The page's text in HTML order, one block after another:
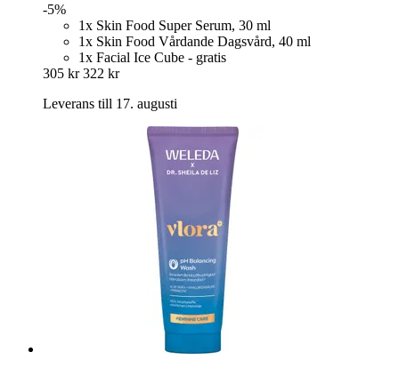
-5%
1x Skin Food Super Serum, 30 ml
1x Skin Food Vårdande Dagsvård, 40 ml
1x Facial Ice Cube - gratis
305 kr 322 kr
Leverans till 17. augusti